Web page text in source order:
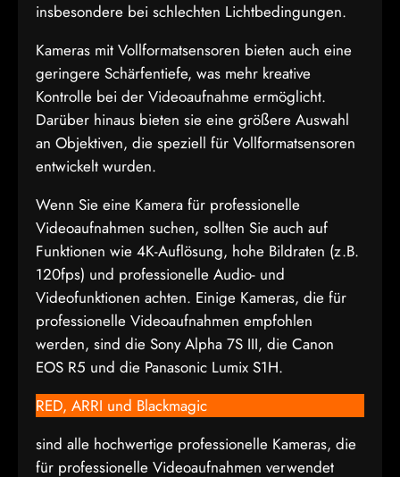
insbesondere bei schlechten Lichtbedingungen.
Kameras mit Vollformatsensoren bieten auch eine
geringere Schärfentiefe, was mehr kreative
Kontrolle bei der Videoaufnahme ermöglicht.
Darüber hinaus bieten sie eine größere Auswahl
an Objektiven, die speziell für Vollformatsensoren
entwickelt wurden.
Wenn Sie eine Kamera für professionelle
Videoaufnahmen suchen, sollten Sie auch auf
Funktionen wie 4K-Auflösung, hohe Bildraten (z.B.
120fps) und professionelle Audio- und
Videofunktionen achten. Einige Kameras, die für
professionelle Videoaufnahmen empfohlen
werden, sind die Sony Alpha 7S III, die Canon
EOS R5 und die Panasonic Lumix S1H.
RED, ARRI und Blackmagic
sind alle hochwertige professionelle Kameras, die
für professionelle Videoaufnahmen verwendet